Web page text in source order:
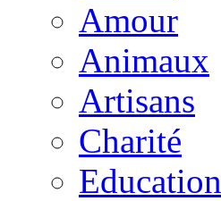
Amour
Animaux
Artisans
Charité
Education